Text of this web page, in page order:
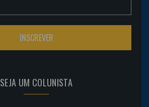
SEJA UM COLUNISTA